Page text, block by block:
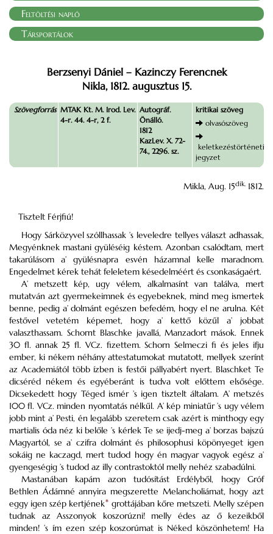
Feltöltési napló
Társportálok
Berzsenyi Dániel – Kazinczy Ferencnek
Nikla, 1812. augusztus 15.
Szövegforrás MTAK Kt. M. Irod. Lev.
4-r. 44. 4-r, 2 f.
Autográf.
Önálló.
1812
KazLev. X. 72-
74., 2296. sz.
kritikai szöveg
olvasószöveg
keletkezéstörténeti
jegyzet
Mikla, Aug. 15dik. 1812.
Tisztelt Férjfiú!
Hogy Sárközyvel szóllhassak ’s leveledre tellyes választ adhassak,
Megyénknek mastani gyüléséig késtem. Azonban csalódtam, mert
takarúlásom a’ gyülésnapra esvén házamnal kelle maradnom.
Engedelmet kérek tehát feleletem késedelméért és csonkaságaért.
A’ metszett kép, ugy vélem, alkalmasínt van találva, mert
mutatván azt gyermekeimnek és egyebeknek, mind meg ismertek
benne, pedig a’ dolmánt egészen befedém, hogy el ne arulna. Két
festővel vetetém képemet, hogy a’ kettő közűl a’ jobbat
valaszthassam. Schornt Blaschke javallá, Manzadort mások. Ennek
30 fl. annak 25 fl. VCz. fizettem. Schorn Selmeczi fi és jeles ifju
ember, ki nékem néhány attestatumokat mutatott, mellyek szerínt
az Academiától több ízben is festői pállyabért nyert. Blaschket Te
dicséréd nékem és egyéberánt is tudva volt előttem elsősége.
Dicsekedett hogy Téged ismér ’s igen tisztelt általam. A’ metszés
100 fl. VCz. minden nyomtatás nélkűl. A’ kép miniatűr ’s ugy vélem
jobb mint a’ Pesti, én legalább szeretem csak azért is minthogy egy
martialis óda néz ki belőle ’s kérlek Te se ijedj-meg a’ borzas bajszú
Magyartól, se a’ czifra dolmánt és philosophusi köpönyeget igen
sokáig ne kaczagd, mert tudod hogy én magyar vagyok egész a’
gyengeségig ’s tudod az illy contrastoktól melly nehéz szabadúlni.
Mastanában kapám azon tudósítást Erdélyből, hogy Gróf
Bethlen Ádámné annyira megszerette Melancholiámat, hogy azt
eggy igen szép kertjének* grottájában kőre metszeti. Melly szépen
tudnak az Asszonyok koszorúzni! melly édes az ő kezeikből
minden! ’s ím ezen szép koszorúmat is Néked köszönhetem! Ha